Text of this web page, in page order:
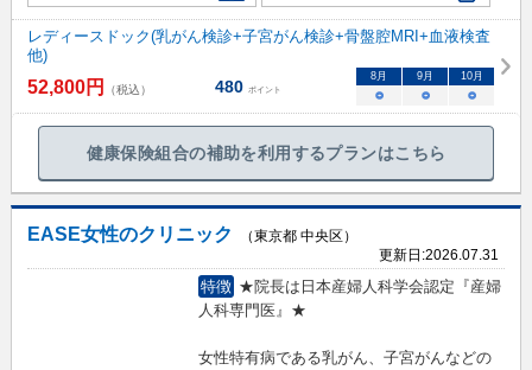
レディースドック(乳がん検診+子宮がん検診+骨盤腔MRI+血液検査
他)
52,800円 （税込） 480 ポイント
8月 9月 10月
○ ○ ○
健康保険組合の補助を利用するプランはこちら
EASE女性のクリニック
（東京都 中央区）
更新日:2026.07.31
特徴 ★院長は日本産婦人科学会認定『産婦
人科専門医』★
女性特有病である乳がん、子宮がんなどの